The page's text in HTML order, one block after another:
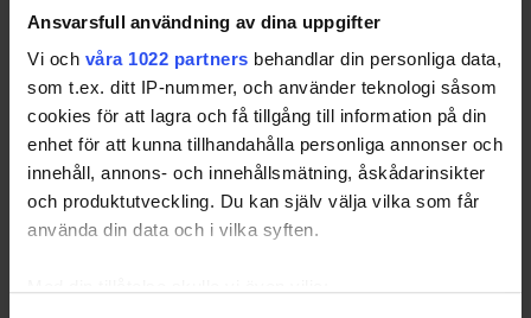
Ansvarsfull användning av dina uppgifter
Vi och våra 1022 partners behandlar din personliga data,
som t.ex. ditt IP-nummer, och använder teknologi såsom
cookies för att lagra och få tillgång till information på din
enhet för att kunna tillhandahålla personliga annonser och
innehåll, annons- och innehållsmätning, åskådarinsikter
och produktutveckling. Du kan själv välja vilka som får
använda din data och i vilka syften.
Sverige har varit i minst semifinal i junior-VM de elva
senaste åren 2007-2017.
SVERIGE HAR ERÖVRAT SEX JVM-MEDALJER PÅ
TIO ÅR
Sverige är framgångsrikt i junior-VM, resultaten de
senaste tio åren:
2017 JVM-fyra i Montreal och Toronto, Kanada
2016 JVM-fyra i Helsingfors, Finland
2015 JVM-fyra i Toronto och Montreal, Kanada
2013 JVM-silver i Ufa, Ryssland